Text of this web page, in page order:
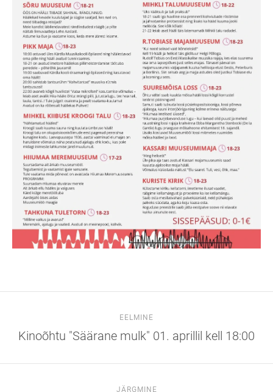
EELMINE
Kinoõhtu "Säärane mulk" 01. aprillil kell 18:00
JÄRGMINE